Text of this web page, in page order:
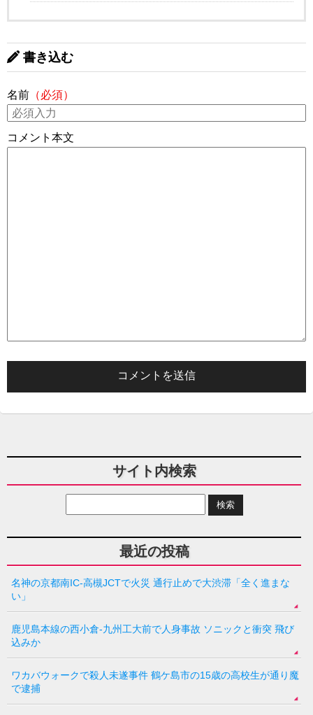
書き込む
名前 （必須）
コメント本文
サイト内検索
最近の投稿
名神の京都南IC-高槻JCTで火災 通行止めで大渋滞「全く進まな
い」
鹿児島本線の西小倉-九州工大前で人身事故 ソニックと衝突 飛び
込みか
ワカバウォークで殺人未遂事件 鶴ケ島市の15歳の高校生が通り魔
で逮捕